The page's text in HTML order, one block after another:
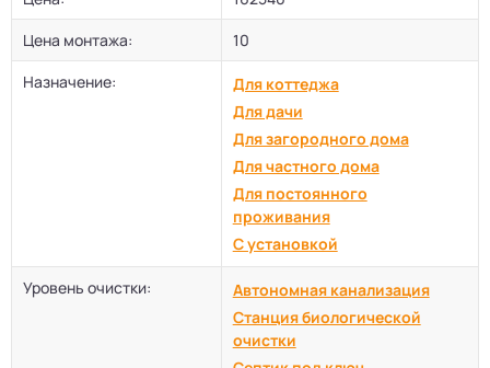
Цена монтажа:
10
Назначение:
Для коттеджа
Для дачи
Для загородного дома
Для частного дома
Для постоянного
проживания
С установкой
Уровень очистки:
Автономная канализация
Станция биологической
очистки